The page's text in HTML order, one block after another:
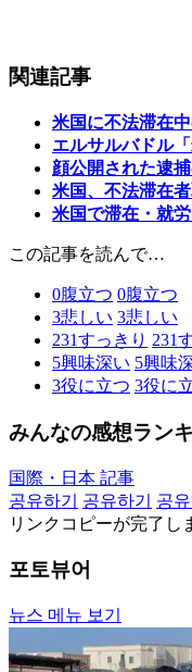
関連記事
米国に不法滞在
エルサルバドル
顔公開された逮
米国、不法滞在
米国で滞在・就
この記事を読んで…
0腹立つ 0腹立つ
3悲しい 3悲しい
231すっきり 231
5興味深い 5興味
3役に立つ 3役に
みんなの感想ラン
国際・日本 記事
공유하기
공유하기 공유
リンクコピーが完了し
포토뷰어
뉴스 메뉴 보기